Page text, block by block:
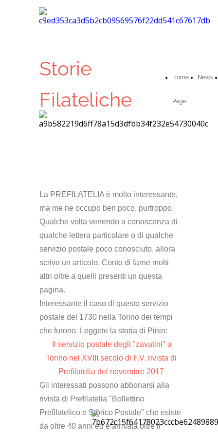
Home
Page
News
Storie
Filateliche
La PREFILATELIA è molto interessante,
ma me ne occupo ben poco, purtroppo.
Qualche volta venendo a conoscenza di
qualche lettera particolare o di qualche
servizio postale poco conosciuto, allora
scrivo un articolo. Conto di farne molti
altri oltre a quelli presenti un questa
pagina.
Interessante il caso di questo servizio
postale del 1730 nella Torino dei tempi
che furono. Leggete la storia di Pinin:
Il servizio postale degli "zavatini" a
Torino nel XVIII secolo di F.V. rivista di
Prefilatelia del novembre 2017
Gli interessati possono abbonarsi alla
rivista di Prefilatelia "Bollettino
Prefilatelico e Storico Postale" che esiste
da oltre 40 anni ed è arrivata oltre il